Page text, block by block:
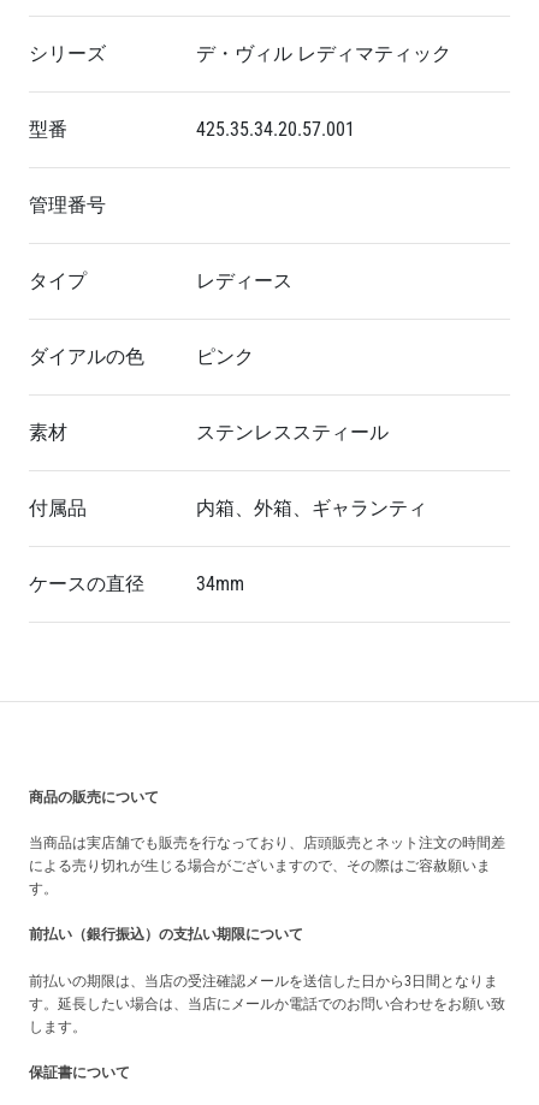
シリーズ デ・ヴィル レディマティック
型番 425.35.34.20.57.001
管理番号
タイプ レディース
ダイアルの色 ピンク
素材 ステンレススティール
付属品 内箱、外箱、ギャランティ
ケースの直径 34mm
商品の販売について
当商品は実店舗でも販売を行なっており、店頭販売とネット注文の時間差
による売り切れが生じる場合がございますので、その際はご容赦願いま
す。
前払い（銀行振込）の支払い期限について
前払いの期限は、当店の受注確認メールを送信した日から3日間となりま
す。延長したい場合は、当店にメールか電話でのお問い合わせをお願い致
します。
保証書について